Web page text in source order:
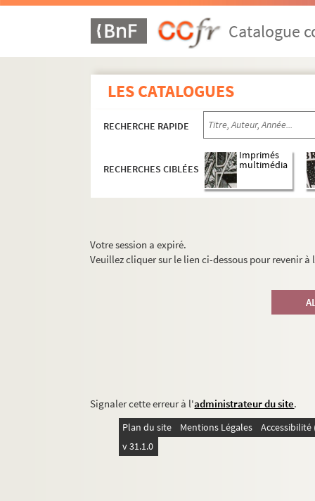
Catalogue
LES CATALOGUES
RECHERCHE RAPIDE
RECHERCHES CIBLÉES
Imprimés
multimédia
Votre session a expiré.
Veuillez cliquer sur le lien ci-dessous pour revenir
Signaler cette erreur à l'administrateur du site.
Plan du site Mentions Légales
v 31.1.0